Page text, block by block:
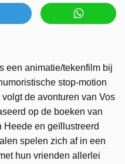
een animatie/tekenfilm bij
stop-motion
de avonturen van Vos
op de boeken van
Heede en geïllustreerd
spelen zich af in een
hun vrienden allerlei